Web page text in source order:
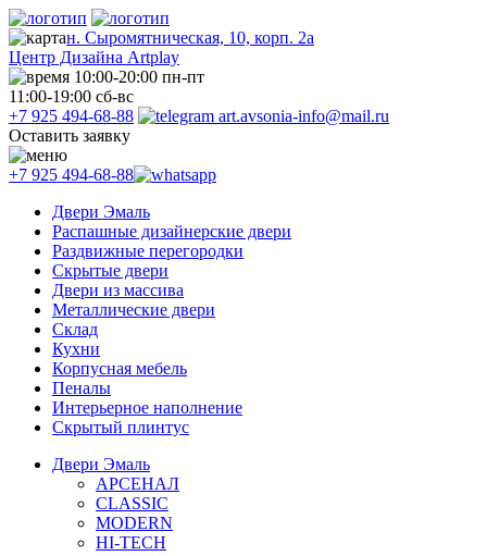
н. Сыромятническая, 10, корп. 2а
Центр Дизайна Artplay
10:00-20:00 пн-пт
11:00-19:00 сб-вс
+7 925 494-68-88
art.avsonia-info@mail.ru
Оставить заявку
+7 925 494-68-88
Двери Эмаль
Распашные дизайнерские двери
Раздвижные перегородки
Скрытые двери
Двери из массива
Металлические двери
Склад
Кухни
Корпусная мебель
Пеналы
Интерьерное наполнение
Скрытый плинтус
Двери Эмаль
АРСЕНАЛ
CLASSIC
MODERN
HI-TECH